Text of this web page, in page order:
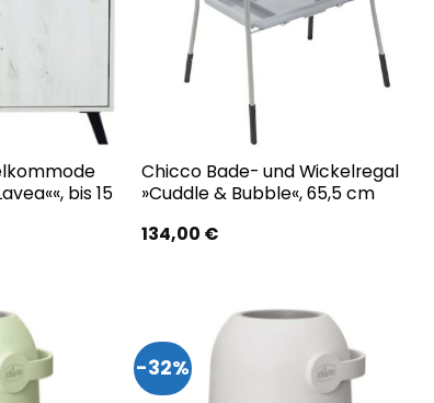
bis 15
Chicco Bade- und Wickelregal
»Cuddle & Bubble«, 65,5 cm
134,00 €
-32%